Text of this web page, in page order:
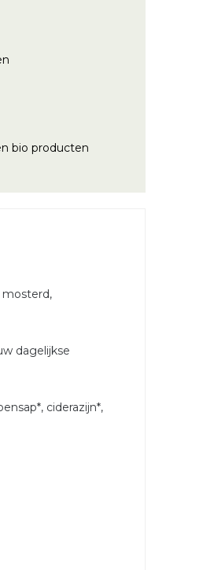
bio producten
mosterd,
dagelijkse
ciderazijn*,